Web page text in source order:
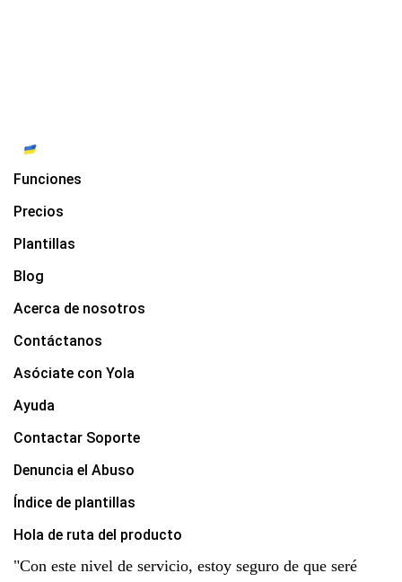
Funciones
Precios
Plantillas
Blog
Acerca de nosotros
Contáctanos
Asóciate con Yola
Ayuda
Contactar Soporte
Denuncia el Abuso
Índice de plantillas
Hola de ruta del producto
"Con este nivel de servicio, estoy seguro de que seré